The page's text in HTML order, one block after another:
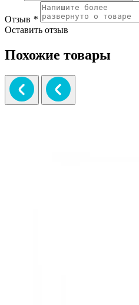
Отзыв *
Оставить отзыв
Похожие товары